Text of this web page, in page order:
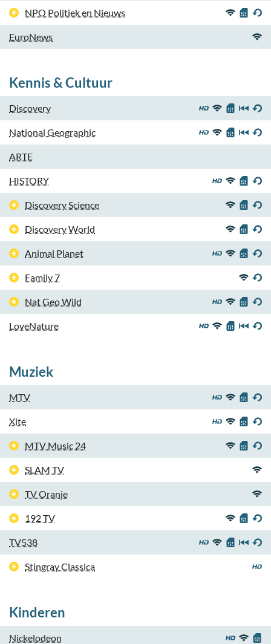
NPO Politiek en Nieuws
EuroNews
Kennis & Cultuur
Discovery
National Geographic
ARTE
HISTORY
Discovery Science
Discovery World
Animal Planet
Family 7
Nat Geo Wild
LoveNature
Muziek
MTV
Xite
MTV Music 24
SLAM TV
TV Oranje
192 TV
TV538
Stingray Classica
Kinderen
Nickelodeon